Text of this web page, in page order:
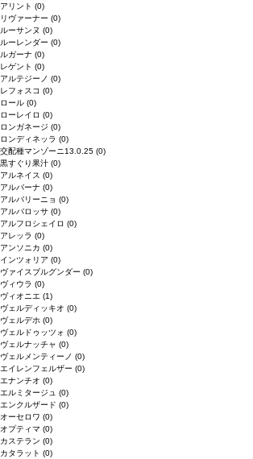
アリント (0)
リヴァーナー (0)
ルーサンヌ (0)
ルーレンダー (0)
ルガーナ (0)
レゲント (0)
アルテジーノ (0)
レフォスコ (0)
ロール (0)
ローレイロ (0)
ロンガネージ (0)
ロンディネッラ (0)
交配種マンゾーニ13.0.25 (0)
黒すぐり果汁 (0)
アルネイス (0)
アルバーナ (0)
アルバリーニョ (0)
アルバロッサ (0)
アルフロシェイロ (0)
アレッラ (0)
アンソニカ (0)
インツォリア (0)
ヴァイスブルグンダー (0)
ヴィウラ (0)
ヴィオニエ (1)
ヴェルディッキオ (0)
ヴェルデホ (0)
ヴェルドゥッツォ (0)
ヴェルナッチャ (0)
ヴェルメンティーノ (0)
エイレンフェルザー (0)
エナンチオ (0)
エルミタージュ (0)
エンクルザード (0)
オーセロワ (0)
オプティマ (0)
カステラン (0)
カタラット (0)